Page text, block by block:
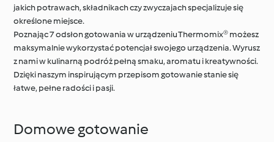
jakich potrawach, składnikach czy zwyczajach specjalizuje się
określone miejsce.
Poznając 7 odsłon gotowania w urządzeniu Thermomix® możesz
maksymalnie wykorzystać potencjał swojego urządzenia. Wyrusz
z nami w kulinarną podróż pełną smaku, aromatu i kreatywności.
Dzięki naszym inspirującym przepisom gotowanie stanie się
łatwe, pełne radości i pasji.
Domowe gotowanie